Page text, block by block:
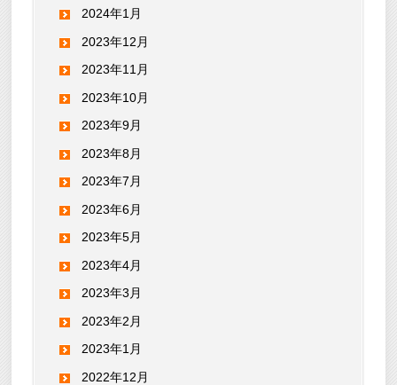
2024年1月
2023年12月
2023年11月
2023年10月
2023年9月
2023年8月
2023年7月
2023年6月
2023年5月
2023年4月
2023年3月
2023年2月
2023年1月
2022年12月